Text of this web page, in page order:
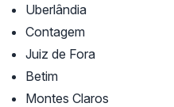
Uberlândia
Contagem
Juiz de Fora
Betim
Montes Claros